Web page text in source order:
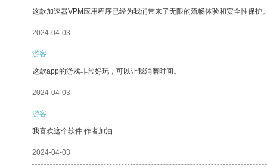
这款加速器VPM应用程序已经为我们带来了无限的流畅体验和安全性保护
2024-04-03
游客
这款app的游戏非常好玩，可以让我消磨时间。
2024-04-03
游客
我喜欢这个软件 作者加油
2024-04-03